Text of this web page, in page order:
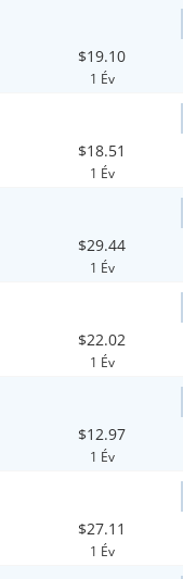
$19.10
1 Év
$18.51
1 Év
$29.44
1 Év
$22.02
1 Év
$12.97
1 Év
$27.11
1 Év